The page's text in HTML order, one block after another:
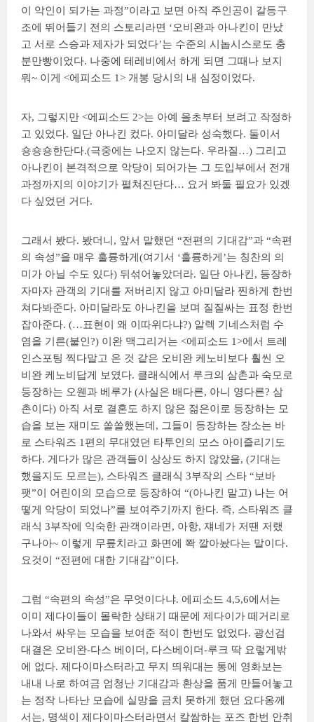
이 악인이 되가는 과정”이라고 보면 아직 주인공이 갈등구
조에 뛰어들기 전의 스토리라면 ‘오비완과 아나킨이 만났
고 서로 스승과 제자가 되었다’는 수준의 시놉시스로도 충
분만빵이었다. 나중에 테레비에서 하게 되면 그때나 보지
뭐~ 이게 <에피소드 1> 개봉 당시의 내 심정이었다.
자, 그렇지만 <에피소드 2>는 아예 올초부터 보려고 작정하
고 있었다. 일단 아나킨 컸다. 아미달라 성숙했다. 둘이서
숑숑숑한단다.(극중에는 나오지 않는다. 우라질…) 그리고
아나킨이 본격적으로 악당이 되어가는 그 도입부에서 전개
과정까지의 이야기가 펼쳐진단다… 요거 봐둘 필요가 있겠
다 싶었던 거다.
그래서 봤다. 봤더니, 앞서 말했던 “전편의 기대감”과 “속편
의 속성”을 매우 훌륭하게(여기서 ‘훌륭하게’는 칭찬의 의
미가 아닐 수도 있다) 뒤섞어놓았더라. 일단 아나킨, 등장하
자마자 관객의 기대를 저버리지 않고 아미달라 찐하게 한번
쳐다봐준다. 아미달라도 아나킨을 보며 질질싸는 표정 한번
잡아준다. (…표현이 왜 이따위다냐?) 알렉 기네스처럼 수
염을 기른(붙인?) 이완 맥그리거는 <에피소드 1>에서 트레
인스포팅 찍다말고 온 것 같은 오비완 케노비보다 훨씬 오
비완 케노비답게 보였다. 클래식에서 루크의 삼촌과 숙모로
등장하는 오웬과 베루가 (사실은 배다른, 아니 영다른? 삼
촌이다) 아직 서로 결혼도 하지 않은 젊은이로 등장하는 모
습을 보는 재미도 쏠쏠했는데, 그들이 등장하는 장소는 바
로 스타워즈 1편의 무대였던 타투인의 모스 아이즐리기도
하다. 게다가 많은 관객들이 상상도 하지 않았을, (기대는
했을지도 모르는), 스타워즈 클래식 3부작의 스타 “보바
팻”이 어린이의 모습으로 등장하여 “(아나킨 말고) 나는 어
떻게 악당이 되었나”를 보여주기까지 한다. 즉, 스타워즈 클
래식 3부작에 익숙한 관객이라면, 아항, 쟤네가 저땐 저랬
구나아~ 이렇게 무릎치라고 화면에 쫙 깔아놨다는 말이다.
요것이 “전편에 대한 기대감”이다.
그럼 “속편의 속성”은 무엇이다냐. 에피소드 4,5,6에서는
이미 제다이들이 몰락한 상태기 때문에 제다이가 떼거리로
나와서 싸우는 모습을 보여준 적이 한번도 없었다. 광선검
대결은 오비완-다스 베이더, 다스베이더-루크 딱 요렇게밖
에 없다. 제다이마스터라고 무지 띄워대는 통에 영화보는
내내 나로 하여금 엄청난 기대감과 환상을 품게 만들어놓고
는 정작 나타난 모습에 실망을 금치 못하게 했던 요다옹께
서는, 명색이 제다이마스터라면서 칼쌈하는 포즈 한번 안취